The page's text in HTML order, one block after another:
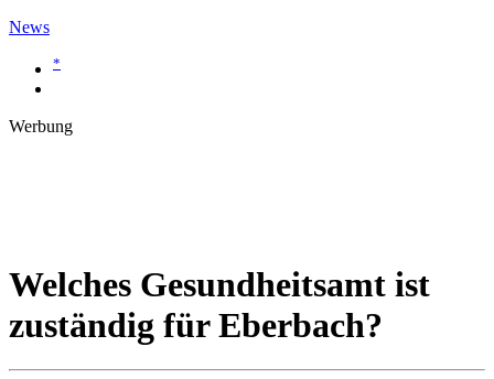
News
*
Werbung
Welches Gesundheitsamt ist
zuständig für Eberbach?